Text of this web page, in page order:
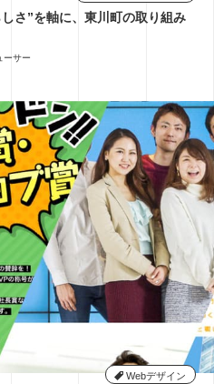
さ”を軸に、東川町の取り組み
ーサー
Webデザイン